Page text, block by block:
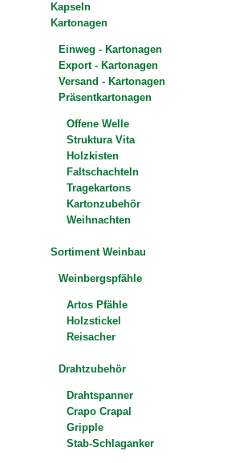
Kapseln
Kartonagen
Einweg - Kartonagen
Export - Kartonagen
Versand - Kartonagen
Präsentkartonagen
Offene Welle
Struktura Vita
Holzkisten
Faltschachteln
Tragekartons
Kartonzubehör
Weihnachten
Sortiment Weinbau
Weinbergspfähle
Artos Pfähle
Holzstickel
Reisacher
Drahtzubehör
Drahtspanner
Crapo Crapal
Gripple
Stab-Schlaganker